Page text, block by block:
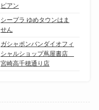
ピアン
シープラ ゆめタウンはま
せん
ガシャポンバンダイオフィ
シャルショップ蔦屋書店
宮崎高千穂通り店